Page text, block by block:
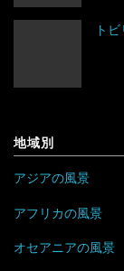
ト
地域別
アジアの風景
アフリカの風景
オセアニアの風景
パキスタン
ブータン
ベトナム
ベルギー
マルタ
モナコ
イエメン
イスラエル
ジャマイカ
トリニダー
ニカラグア
カメルーン
ザンビア
ジンバブエ
スーダン